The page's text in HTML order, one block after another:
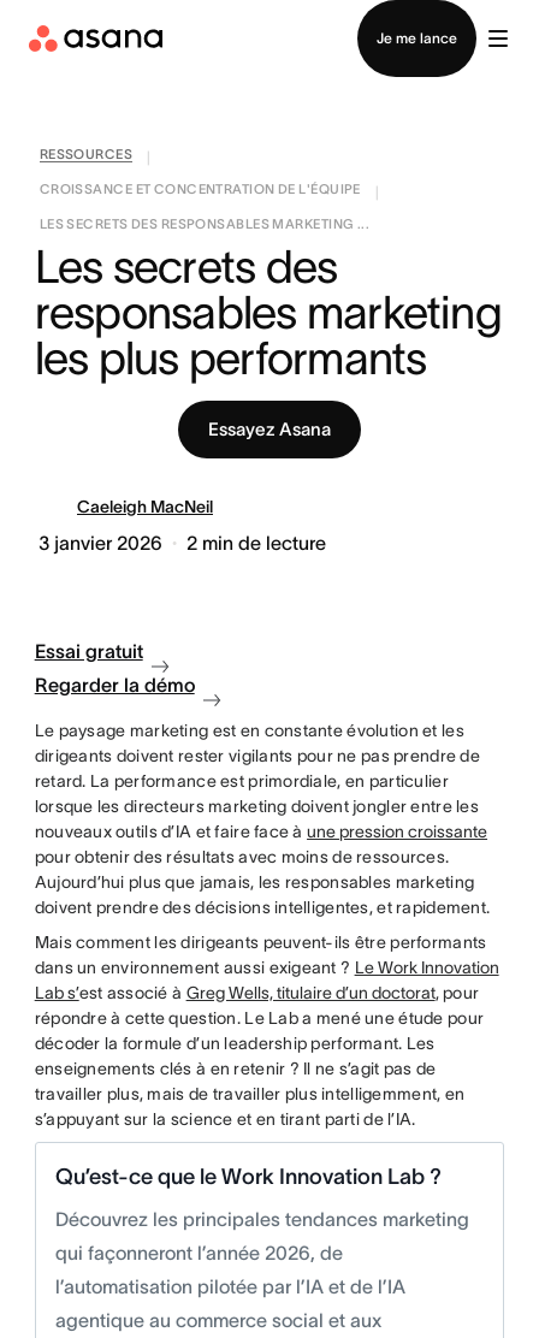
Je me lance
Contacter le service commercial
RESSOURCES
CROISSANCE ET CONCENTRATION DE L'ÉQUIPE
LES SECRETS DES RESPONSABLES MARKETING ...
Les secrets des
responsables marketing
les plus performants
Essayez Asana
Caeleigh MacNeil
3 janvier 2026 2 min de lecture
Essai gratuit
Regarder la démo
Le paysage marketing est en constante évolution et les
dirigeants doivent rester vigilants pour ne pas prendre de
retard. La performance est primordiale, en particulier
lorsque les directeurs marketing doivent jongler entre les
nouveaux outils d’IA et faire face àune pression croissante
pour obtenir des résultats avec moins de ressources.
Aujourd’hui plus que jamais, les responsables marketing
doivent prendre des décisions intelligentes, et rapidement.
Mais comment les dirigeants peuvent-ils être performants
dans un environnement aussi exigeant ? Le Work Innovation
Lab s’est associé à Greg Wells, titulaire d’un doctorat, pour
répondre à cette question. Le Lab a mené une étude pour
décoder la formule d’un leadership performant. Les
enseignements clés à en retenir ? Il ne s’agit pas de
travailler plus, mais de travailler plus intelligemment, en
s’appuyant sur la science et en tirant parti de l’IA.
Qu’est-ce que le Work Innovation Lab ?
Découvrez les principales tendances marketing
qui façonneront l’année 2026, de
l’automatisation pilotée par l’IA et de l’IA
agentique au commerce social et aux